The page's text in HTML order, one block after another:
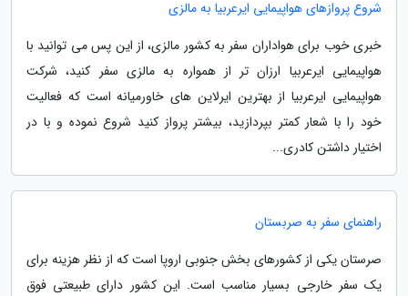
شروع پروازهای هواپیمایی ایرعربیا به مالزی
خبری خوب برای هواداران سفر به کشور مالزی، از این پس می توانید با
هواپیمایی ایرعربیا ارزان تر از همواره به مالزی سفر کنید، شرکت
هواپیمایی ایرعربیا از بهترین ایرلاین های خاورمیانه است که فعالیت
خود را با شعار کمتر بپردازید، بیشتر پرواز کنید شروع نموده و با در
اختیار داشتن کادری...
راهنمای سفر به صربستان
صرستان یکی از کشورهای بخش جنوبی اروپا است که از نظر هزینه برای
یک سفر خارجی بسیار مناسب است. این کشور دارای طبیعتی فوق